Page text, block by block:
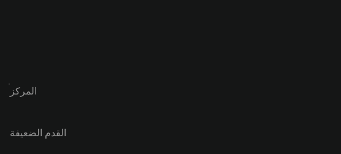
المركز
القدم الضعيفة